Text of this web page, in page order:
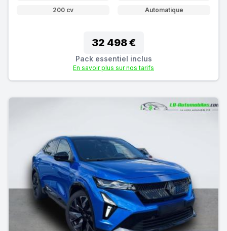
200 cv
Automatique
32 498 €
Pack essentiel inclus
En savoir plus sur nos tarifs